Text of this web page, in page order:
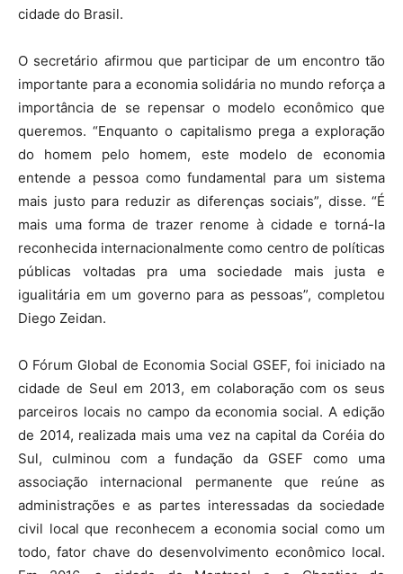
cidade do Brasil.
O secretário afirmou que participar de um encontro tão
importante para a economia solidária no mundo reforça a
importância de se repensar o modelo econômico que
queremos. “Enquanto o capitalismo prega a exploração
do homem pelo homem, este modelo de economia
entende a pessoa como fundamental para um sistema
mais justo para reduzir as diferenças sociais”, disse. “É
mais uma forma de trazer renome à cidade e torná-la
reconhecida internacionalmente como centro de políticas
públicas voltadas pra uma sociedade mais justa e
igualitária em um governo para as pessoas”, completou
Diego Zeidan.
O Fórum Global de Economia Social GSEF, foi iniciado na
cidade de Seul em 2013, em colaboração com os seus
parceiros locais no campo da economia social. A edição
de 2014, realizada mais uma vez na capital da Coréia do
Sul, culminou com a fundação da GSEF como uma
associação internacional permanente que reúne as
administrações e as partes interessadas da sociedade
civil local que reconhecem a economia social como um
todo, fator chave do desenvolvimento econômico local.